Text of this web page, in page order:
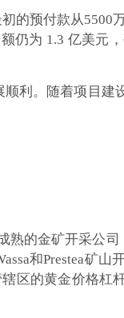
的预付款从5500
仍为 1.3 亿美元
顺利。随着项目建
的金矿开采公司
和Prestea矿山
区的黄金价格杠